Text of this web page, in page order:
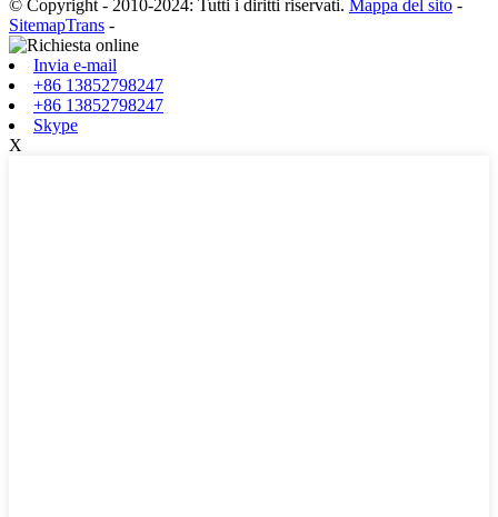
© Copyright - 2010-2024: Tutti i diritti riservati. Mappa del sito -
SitemapTrans -
Invia e-mail
+86 13852798247
+86 13852798247
Skype
X